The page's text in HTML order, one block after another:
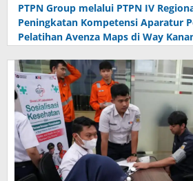
PTPN Group melalui PTPN IV
Peningkatan Kompetensi Aparatur
Pelatihan Avenza Maps di Way